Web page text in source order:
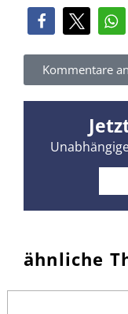
Kommentare
ähnliche